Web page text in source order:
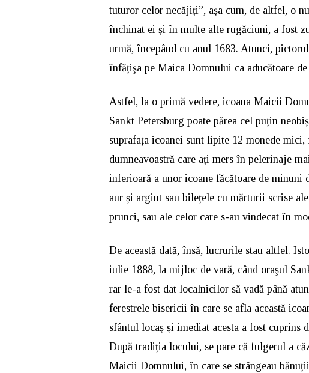
tuturor celor necăjiți”, așa cum, de altfel, o
închinat ei și în multe alte rugăciuni, a fost
urmă, începând cu anul 1683. Atunci,
înfățişa pe Maica Domnului ca aducătoare
Astfel, la o primă vedere, icoana Maicii
Sankt Petersburg poate părea cel puțin
suprafața icoanei sunt lipite 12 monede
dumneavoastră care ați mers în pelerinaje
inferioară a unor icoane făcătoare de
aur și argint sau bilețele cu mărturii scrise
prunci, sau ale celor care s-au vindecat în
De această dată, însă, lucrurile stau altfel.
iulie 1888, la mijloc de vară, când oraşul
rar le-a fost dat localnicilor să vadă până
ferestrele bisericii în care se afla această
sfântul locaș și imediat acesta a fost cuprins
După tradiția locului, se pare că fulgerul a
Maicii Domnului, în care se strângeau